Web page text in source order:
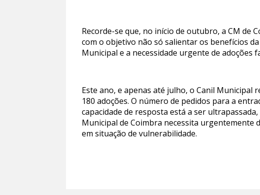
Recorde-se que, no início de outubro, a CM de
com o objetivo não só salientar os benefícios
Municipal e a necessidade urgente de adoções
Este ano, e apenas até julho, o Canil Municipal
180 adoções. O número de pedidos para a
capacidade de resposta está a ser
Municipal de Coimbra necessita urgentemente
em situação de vulnerabilidade.